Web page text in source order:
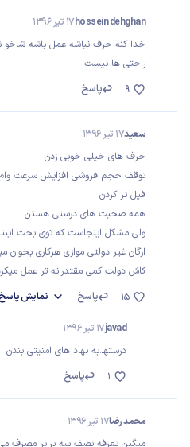
hossein dehghan17 تیر 1396
خدا کنه حرف نباشه عمل باشه شاخو
راحتی ها نیست
پاسخ
9
سعید17 تیر 1396
حرف های خیلی خوبی زدن
توقف حجم فروشی افزایش سرعت
فیل تر کردن
همه صحبت های درستی هستن
ولی مشکل اینجاست که توی بحث
ارگان غیر دولتی موازی هرکاری
کاش دولت کمی مقتدرانه تر عمل
پاسخ
نمایش 15
javad17 تیر 1396
درستهـ.به نهاد های امنیتی بندن
پاسخ
1
محمد رضا17 تیر 1396
میگین تعرفه نصف سه برابر مصرف